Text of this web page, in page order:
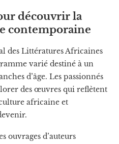
découvrir la
contemporaine
des Littératures Africaines
varié destiné à un
d’âge. Les passionnés
des œuvres qui reflètent
africaine et
ouvrages d’auteurs